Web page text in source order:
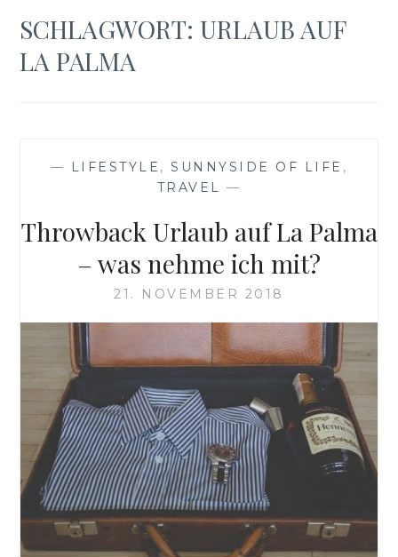
SCHLAGWORT:URLAUB AUF
LA PALMA
— LIFESTYLE ,SUNNYSIDE OF LIFE ,
TRAVEL —
Throwback Urlaub auf La Palma
– was nehme ich mit?
21. NOVEMBER 2018